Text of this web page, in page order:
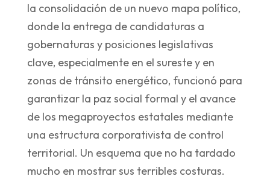
la consolidación de un nuevo mapa político,
donde la entrega de candidaturas a
gobernaturas y posiciones legislativas
clave, especialmente en el sureste y en
zonas de tránsito energético, funcionó para
garantizar la paz social formal y el avance
de los megaproyectos estatales mediante
una estructura corporativista de control
territorial. Un esquema que no ha tardado
mucho en mostrar sus terribles costuras.